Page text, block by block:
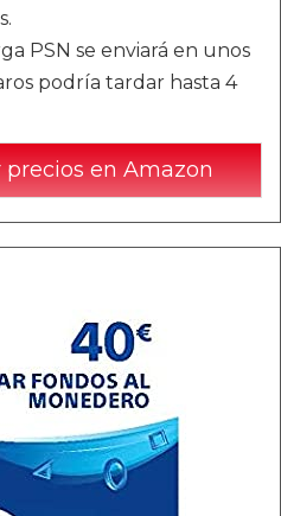
PSN se enviará en unos
podría tardar hasta 4
en Amazon